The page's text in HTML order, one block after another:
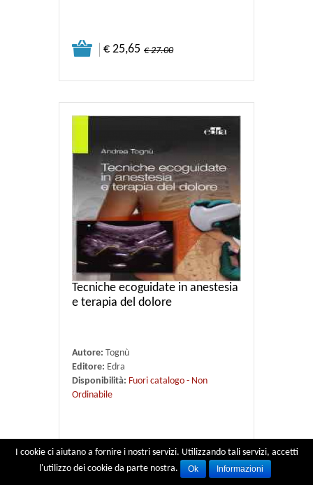
€ 25,65 € 27.00
Tecniche ecoguidate in anestesia
e terapia del dolore
Autore: Tognù
Editore: Edra
Disponibilità: Fuori catalogo - Non
Ordinabile
€ 23,75 € 25.00
I cookie ci aiutano a fornire i nostri servizi. Utilizzando tali servizi, accetti
l'utilizzo dei cookie da parte nostra.
Ok Informazioni